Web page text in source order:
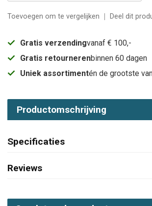
Toevoegen om te vergelijken Deel dit
Gratis verzendingvanaf € 100,-
Gratis retournerenbinnen 60 dagen
Uniek assortimentén de grootste
Productomschrijving
Specificaties
Reviews